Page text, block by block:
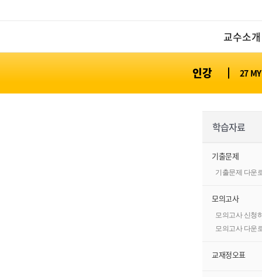
교수소개
인강 27
학습자료
기출문제
기출문제 다운
모의고사
모의고사 신청
모의고사 다운
교재정오표